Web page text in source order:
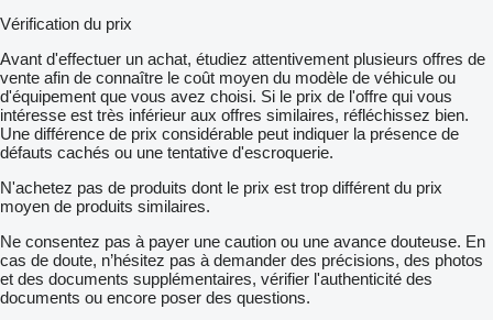
Vérification du prix
Avant d'effectuer un achat, étudiez attentivement plusieurs offres de
vente afin de connaître le coût moyen du modèle de véhicule ou
d'équipement que vous avez choisi. Si le prix de l'offre qui vous
intéresse est très inférieur aux offres similaires, réfléchissez bien.
Une différence de prix considérable peut indiquer la présence de
défauts cachés ou une tentative d'escroquerie.
N'achetez pas de produits dont le prix est trop différent du prix
moyen de produits similaires.
Ne consentez pas à payer une caution ou une avance douteuse. En
cas de doute, n’hésitez pas à demander des précisions, des photos
et des documents supplémentaires, vérifier l'authenticité des
documents ou encore poser des questions.